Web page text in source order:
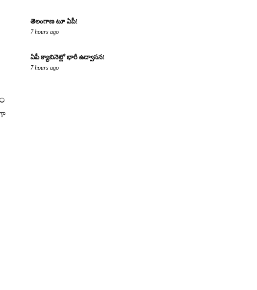
తెలంగాణ టూ ఏపీ!
7 hours ago
ఏపీ క్యాబినెట్లో భారీ ఉద్వాసన!
7 hours ago